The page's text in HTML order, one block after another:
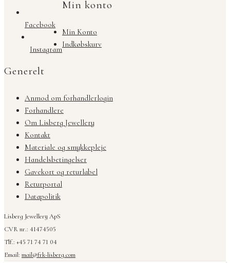
Facebook
Instagram
Min konto
Min Konto
Indkøbskurv
Generelt
Anmod om forhandlerlogin
Forhandlere
Om Lisberg Jewellery
Kontakt
Materiale og smykkepleje
Handelsbetingelser
Gavekort og returlabel
Returportal
Datapolitik
Lisberg Jewellery ApS
CVR nr.: 41474505
Tlf.: +45 71 74 71 04
Email: mail@frk-lisberg.com